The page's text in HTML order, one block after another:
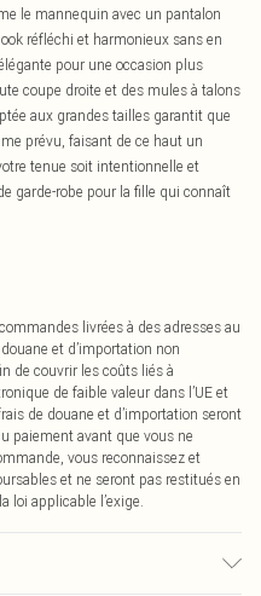
le mannequin avec un pantalon
réfléchi et harmonieux sans en
pour une occasion plus
coupe droite et des mules à talons
aux grandes tailles garantit que
prévu, faisant de ce haut un
tenue soit intentionnelle et
garde-robe pour la fille qui connaît
livrées à des adresses au
et d’importation non
de couvrir les coûts liés à
de faible valeur dans l’UE et
de douane et d’importation seront
paiement avant que vous ne
vous reconnaissez et
et ne seront pas restitués en
loi applicable l’exige.